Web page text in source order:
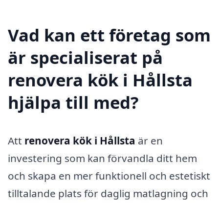
Vad kan ett företag som
är specialiserat på
renovera kök i Hållsta
hjälpa till med?
Att renovera kök i Hållsta är en
investering som kan förvandla ditt hem
och skapa en mer funktionell och estetiskt
tilltalande plats för daglig matlagning och